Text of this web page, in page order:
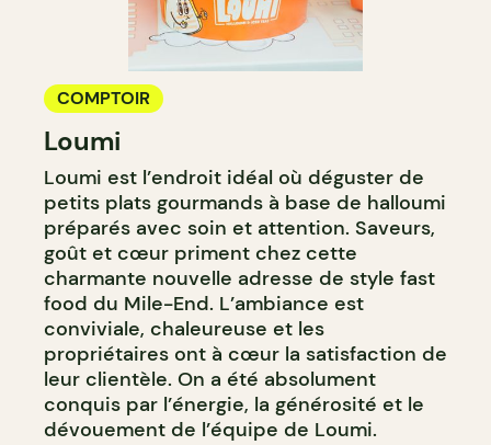
COMPTOIR
Loumi
Loumi est l’endroit idéal où déguster de
petits plats gourmands à base de halloumi
préparés avec soin et attention. Saveurs,
goût et cœur priment chez cette
charmante nouvelle adresse de style fast
food du Mile-End. L’ambiance est
conviviale, chaleureuse et les
propriétaires ont à cœur la satisfaction de
leur clientèle. On a été absolument
conquis par l’énergie, la générosité et le
dévouement de l’équipe de Loumi.